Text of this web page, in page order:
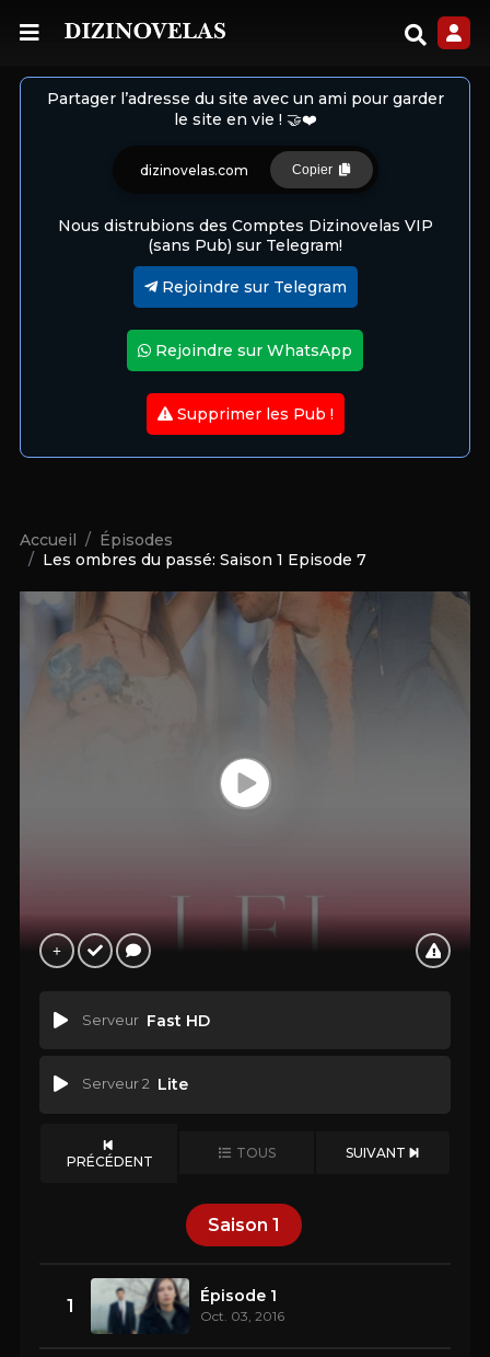
Partager l’adresse du site avec un ami pour garder
le site en vie ! 🤝❤️
dizinovelas.com Copier
Nous distrubions des Comptes Dizinovelas VIP
(sans Pub) sur Telegram!
Rejoindre sur Telegram
Rejoindre sur WhatsApp
Supprimer les Pub !
Accueil
Épisodes
Les ombres du passé: Saison 1 Episode 7
Serveur Fast HD
Serveur 2 Lite
PRÉCÉDENT TOUS SUIVANT
Saison 1
1 Épisode 1
Oct. 03, 2016